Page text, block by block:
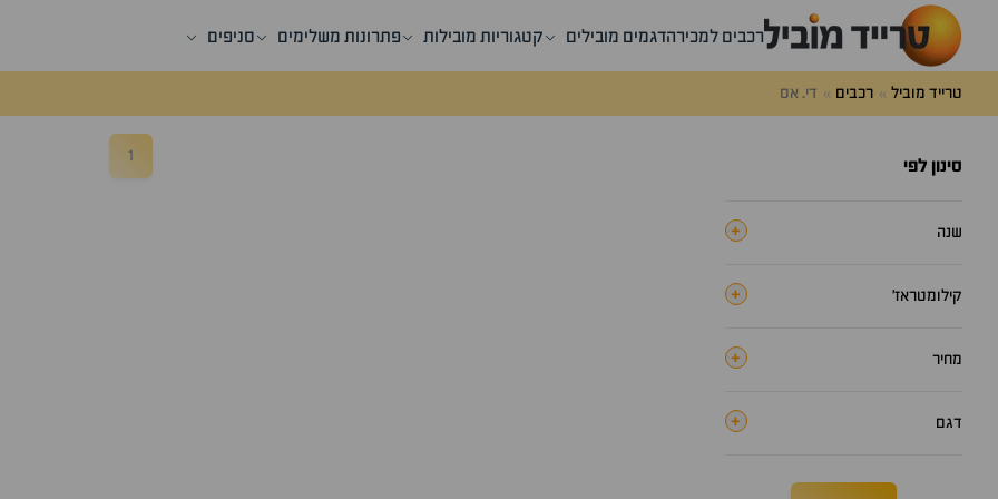
מוביל
רכבים למכירהדגמים מובילים קטגוריות מובילות פתרונות משלימים סניפים
טרייד מוביל רכבים די. אס
סינון לפי
שנה +
קילומטראז׳ +
מחיר +
דגם +
1